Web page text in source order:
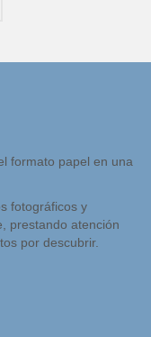
formato papel en una
fotográficos y
prestando atención
por descubrir.